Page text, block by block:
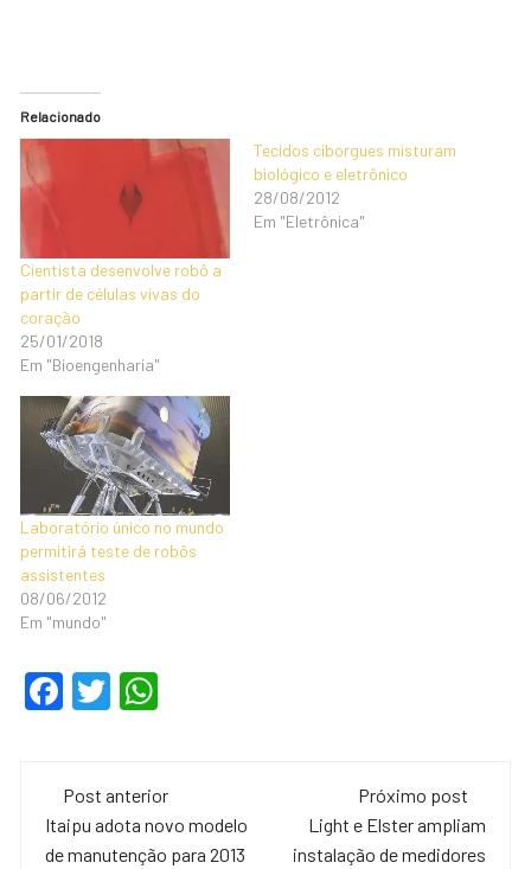
Relacionado
Cientista desenvolve robô a
partir de células vivas do
coração
25/01/2018
Em "Bioengenharia"
Tecidos ciborgues misturam
biológico e eletrônico
28/08/2012
Em "Eletrônica"
Laboratório único no mundo
permitirá teste de robôs
assistentes
08/06/2012
Em "mundo"
F
e
b
T
er s
A
Navegação
de
Post anterior
Itaipu adota novo modelo
de manutenção para 2013
Próximo post
Light e Elster ampliam
instalação de medidores